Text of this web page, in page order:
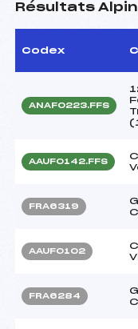
Résultats
Codex
ANAF0223.FFS
AAUF0142.FFS
FRA6319
AAUF0102
FRA6284